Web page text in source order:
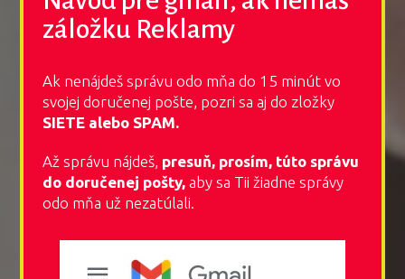
záložku Reklamy
Ak nenájdeš správu odo mňa do 15 minút vo
svojej doručenej pošte, pozri sa aj do zložky
SIETE alebo SPAM.
Až správu nájdeš, presuň, prosím, túto správu
do doručenej pošty, aby sa Tii žiadne správy
odo mňa už nezatúlali.